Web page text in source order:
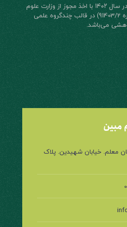
با پیشینه دو دهه فعالیت، در سال ۱۴۰۲ با اخذ مجوز از وزارت علوم
تحقیقات و فناوری (به شماره 91403/2) در قالب چند‌گروه علمی
می‌باشد.
مبین
معلم. خیابان شهیدین. پلاک